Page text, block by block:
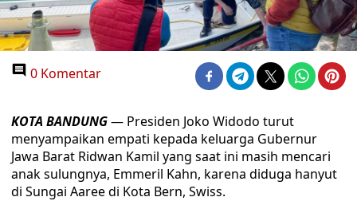
0 Komentar
KOTA BANDUNG— Presiden Joko Widodo turut
menyampaikan empati kepada keluarga Gubernur
Jawa Barat Ridwan Kamil yang saat ini masih mencari
anak sulungnya, Emmeril Kahn, karena diduga hanyut
di Sungai Aaree di Kota Bern, Swiss.